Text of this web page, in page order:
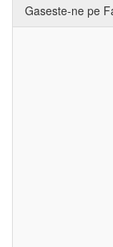
Gaseste-ne pe